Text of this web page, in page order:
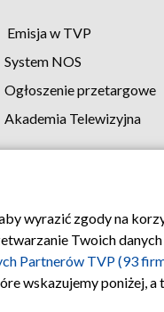
Emisja w TVP
System NOS
Ogłoszenie przetargowe
Akademia Telewizyjna
TVP Polityka
wyrazić zgody na
Twoich
Partnerów TVP (93
wskazujemy poniżej,